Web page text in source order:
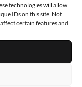
technologies will allow
IDs on this site. Not
certain features and